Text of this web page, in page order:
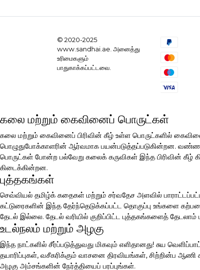
© 2020-2025
www.sandhai.ae. அனைத்து
உரிமைகளும்
பாதுகாக்கப்பட்டவை.
கலை மற்றும் கைவினைப் பொருட்கள்
கலை மற்றும் கைவினைப் பிரிவின் கீழ் உள்ள பொருட்களில்
பொழுதுபோக்காளரின் ஆர்வமாக பயன்படுத்தப்படுகின்றன.
பொருட்கள் போன்ற பல்வேறு கலைக் கருவிகள் இந்த பிரிவின் கீழ்
கிடைக்கின்றன.
புத்தகங்கள்
செவ்வியல் தமிழ்க் கதைகள் மற்றும் சர்வதேச அளவில்
கட்டுரைகளின் இந்த தேர்ந்தெடுக்கப்பட்ட தொகுப்பு உங்களை
தேடல் இல்லை. தேடல் வரியில் குறிப்பிட்ட புத்தகங்களைத்
உடல்நலம் மற்றும் அழகு
இந்த நாட்களில் சீர்ப்படுத்துவது மிகவும் எளிதானது! சுய
தயாரிப்புகள், வசீகரிக்கும் வாசனை திரவியங்கள், சிற்றின்ப
அழகு அம்சங்களின் நேர்த்தியைப் பரப்புங்கள்.